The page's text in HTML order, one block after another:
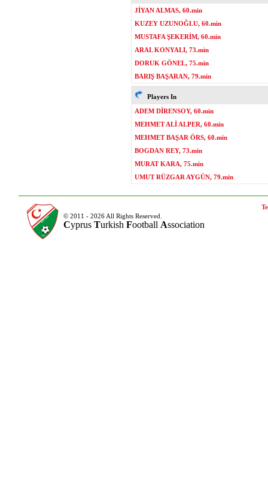
JİYAN ALMAS, 60.min
KUZEY UZUNOĞLU, 60.min
MUSTAFA ŞEKERİM, 60.min
ARAL KONYALI, 73.min
DORUK GÖNEL, 75.min
BARIŞ BAŞARAN, 79.min
Players In
ADEM DİRENSOY, 60.min
MEHMET ALİ ALPER, 60.min
MEHMET BAŞAR ÖRS, 60.min
BOGDAN REY, 73.min
MURAT KARA, 75.min
UMUT RÜZGAR AYGÜN, 79.min
© 2011 - 2026 All Rights Reserved.
Cyprus Turkish Football Association